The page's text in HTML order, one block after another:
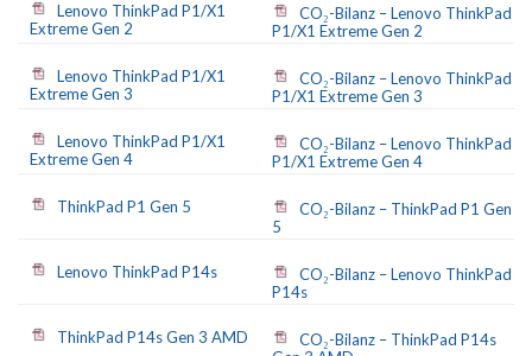
Lenovo ThinkPad P1/X1
Extreme Gen 2
CO₂-Bilanz – Lenovo ThinkPad
P1/X1 Extreme Gen 2
Lenovo ThinkPad P1/X1
Extreme Gen 3
CO₂-Bilanz – Lenovo ThinkPad
P1/X1 Extreme Gen 3
Lenovo ThinkPad P1/X1
Extreme Gen 4
CO₂-Bilanz – Lenovo ThinkPad
P1/X1 Extreme Gen 4
ThinkPad P1 Gen 5
CO₂-Bilanz – ThinkPad P1 Gen
5
Lenovo ThinkPad P14s
CO₂-Bilanz – Lenovo ThinkPad
P14s
ThinkPad P14s Gen 3 AMD
CO₂-Bilanz – ThinkPad P14s